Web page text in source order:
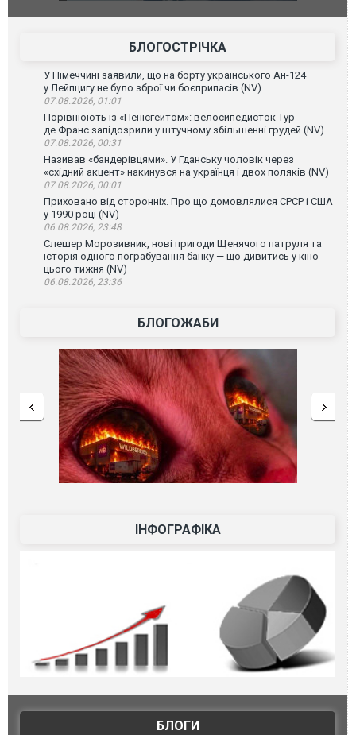
атаку. ВІДЕО
БЛОГОСТРІЧКА
У Німеччині заявили, що на борту українського Ан-124
у Лейпцигу не було зброї чи боєприпасів (NV)
07.08.2026, 01:01
Порівнюють із «Пенісгейтом»: велосипедисток Тур
де Франс запідозрили у штучному збільшенні грудей (NV)
07.08.2026, 00:31
Називав «бандерівцями». У Гданську чоловік через
«східний акцент» накинувся на українця і двох поляків (NV)
07.08.2026, 00:01
Приховано від сторонніх. Про що домовлялися СРСР і США
у 1990 році (NV)
06.08.2026, 23:48
Слешер Морозивник, нові пригоди Щенячого патруля та
історія одного пограбування банку — що дивитись у кіно
цього тижня (NV)
06.08.2026, 23:36
БЛОГОЖАБИ
ІНФОГРАФІКА
БЛОГИ